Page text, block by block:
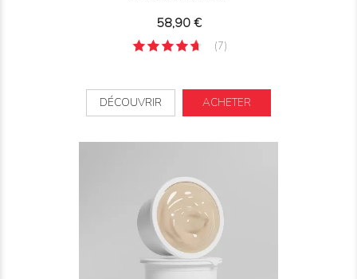
Prix
58,90 €
(7)
DÉCOUVRIR ACHETER